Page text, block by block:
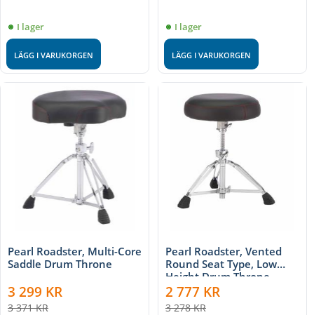
I lager
LÄGG I VARUKORGEN
I lager
LÄGG I VARUKORGEN
Pearl Roadster, Multi-Core
Saddle Drum Throne
3 299 KR
3 371KR
Pearl Roadster, Vented
Round Seat Type, Low
Height Drum Throne
2 777 KR
3 278KR